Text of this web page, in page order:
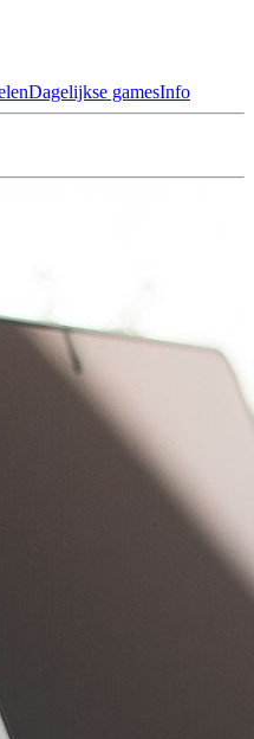
Dagelijkse gamesInfo